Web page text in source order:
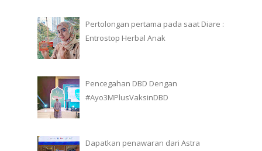
Pertolongan pertama pada saat Diare :
Entrostop Herbal Anak
Pencegahan DBD Dengan
#Ayo3MPlusVaksinDBD
Dapatkan penawaran dari Astra